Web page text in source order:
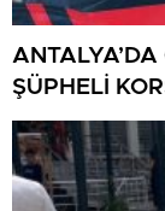
ŞÜPHELİ